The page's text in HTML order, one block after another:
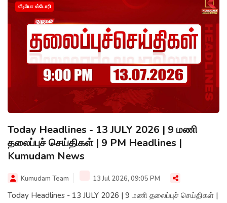
வீடியோ ஸ்டோரி
Today Headlines - 13 JULY 2026 | 9 மணி
தலைப்புச் செய்திகள் | 9 PM Headlines |
Kumudam News
Kumudam Team 13 Jul 2026, 09:05 PM
Today Headlines - 13 JULY 2026 | 9 மணி தலைப்புச் செய்திகள் |